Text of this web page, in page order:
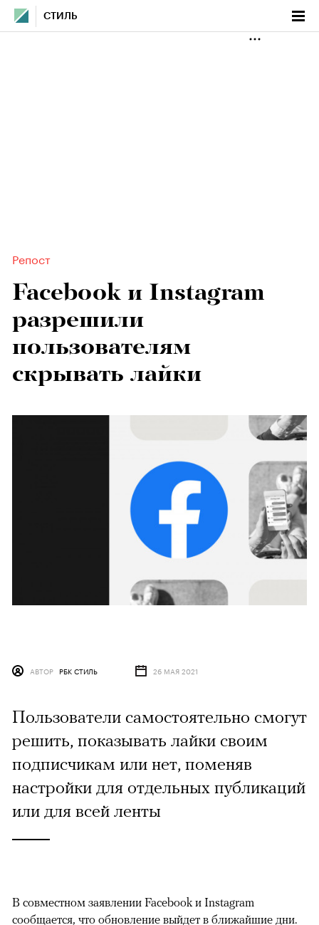
СТИЛЬ
Репост
Facebook и Instagram
разрешили
пользователям
скрывать лайки
АВТОР РБК СТИЛЬ 26 МАЯ 2021
Пользователи самостоятельно смогут
решить, показывать лайки своим
подписчикам или нет, поменяв
настройки для отдельных публикаций
или для всей ленты
В совместном заявлении Facebook и Instagram
сообщается, что обновление выйдет в ближайшие дни.